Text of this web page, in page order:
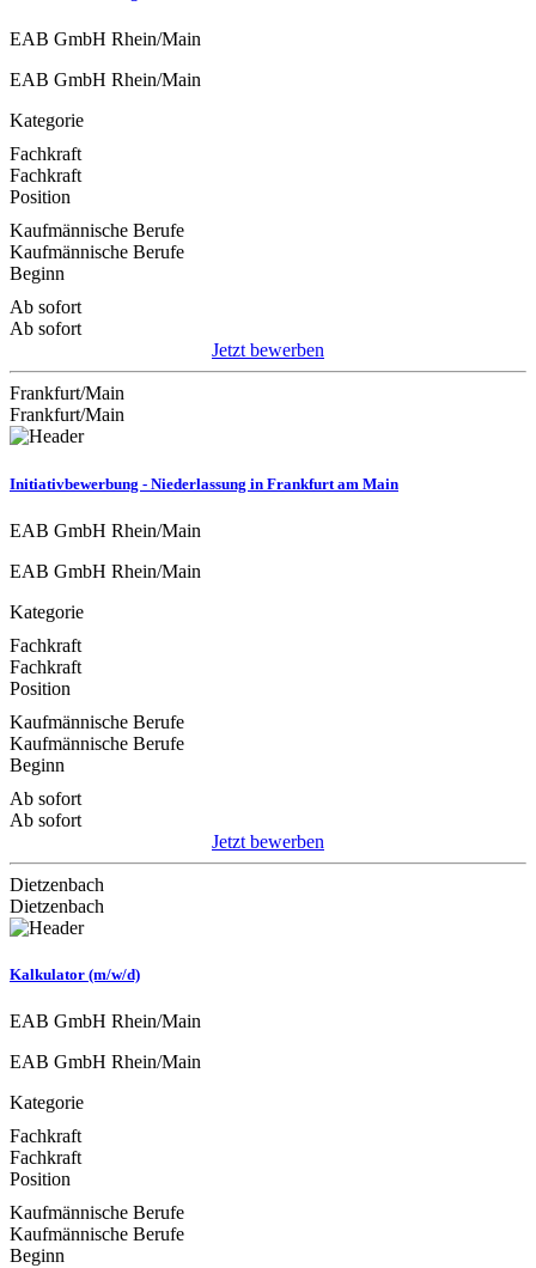
EAB GmbH Rhein/Main
EAB GmbH Rhein/Main
Kategorie
Fachkraft
Fachkraft
Position
Kaufmännische Berufe
Kaufmännische Berufe
Beginn
Ab sofort
Ab sofort
Jetzt bewerben
Frankfurt/Main
Frankfurt/Main
Initiativbewerbung - Niederlassung in Frankfurt am Main
EAB GmbH Rhein/Main
EAB GmbH Rhein/Main
Kategorie
Fachkraft
Fachkraft
Position
Kaufmännische Berufe
Kaufmännische Berufe
Beginn
Ab sofort
Ab sofort
Jetzt bewerben
Dietzenbach
Dietzenbach
Kalkulator (m/w/d)
EAB GmbH Rhein/Main
EAB GmbH Rhein/Main
Kategorie
Fachkraft
Fachkraft
Position
Kaufmännische Berufe
Kaufmännische Berufe
Beginn